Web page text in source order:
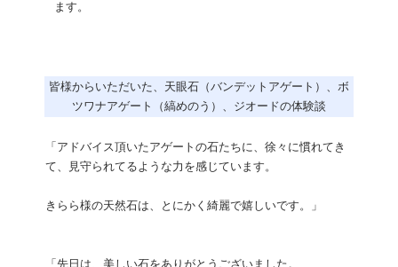
ます。
皆様からいただいた、天眼石（バンデットアゲート）、ボ
ツワナアゲート（縞めのう）、ジオードの体験談
「アドバイス頂いたアゲートの石たちに、徐々に慣れてき
て、見守られてるような力を感じています。
きらら様の天然石は、とにかく綺麗で嬉しいです。」
「先日は、美しい石をありがとうございました。